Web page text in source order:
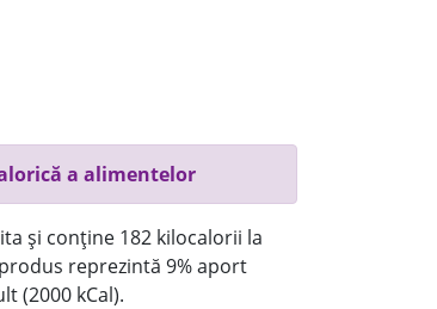
a alimentelor
și conține 182 kilocalorii la
reprezintă 9% aport
(2000 kCal).